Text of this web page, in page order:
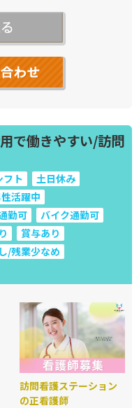
で働きやすい/訪問
フト
土日休み
活躍中
勤可
バイク通勤可
賞与あり
/残業少なめ
訪問看護ステーション
の正看護師